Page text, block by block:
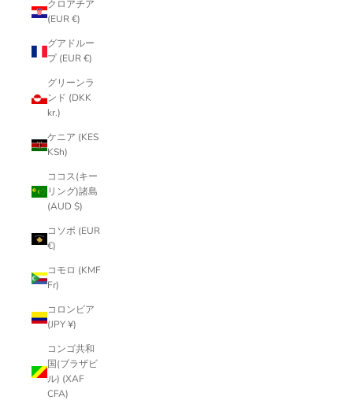
クロアチア
(EUR €)
グアドルー
プ (EUR €)
グリーンラ
ンド (DKK
kr.)
ケニア (KES
KSh)
ココス(キー
リング)諸島
(AUD $)
コソボ (EUR
€)
コモロ (KMF
Fr)
コロンビア
(JPY ¥)
コンゴ共和
国(ブラザビ
ル) (XAF
CFA)